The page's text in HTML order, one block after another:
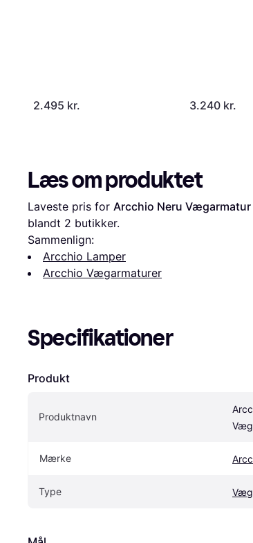
2.495 kr. 3.240 kr.
Læs om produktet
Laveste pris for Arcchio Neru Vægarmatur
blandt 2 butikker.
Sammenlign:
Arcchio Lamper
Arcchio Vægarmaturer
Specifikationer
Produkt
Produktnavn
Mærke
Type